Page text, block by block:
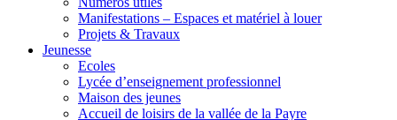
Manifestations – Espaces et matériel à louer
Projets & Travaux
Jeunesse
Ecoles
Lycée d’enseignement professionnel
Maison des jeunes
Accueil de loisirs de la vallée de la Payre